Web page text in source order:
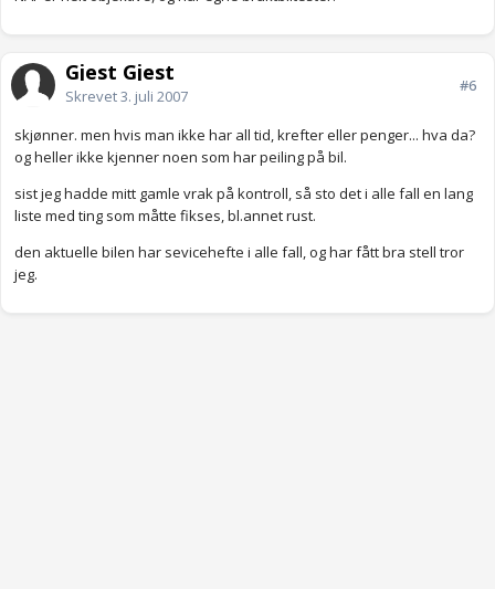
Gjest Gjest
Skrevet3. juli 2007
#6
skjønner. men hvis man ikke har all tid, krefter eller penger... hva da?
og heller ikke kjenner noen som har peiling på bil.
sist jeg hadde mitt gamle vrak på kontroll, så sto det i alle fall en lang
liste med ting som måtte fikses, bl.annet rust.
den aktuelle bilen har sevicehefte i alle fall, og har fått bra stell tror
jeg.